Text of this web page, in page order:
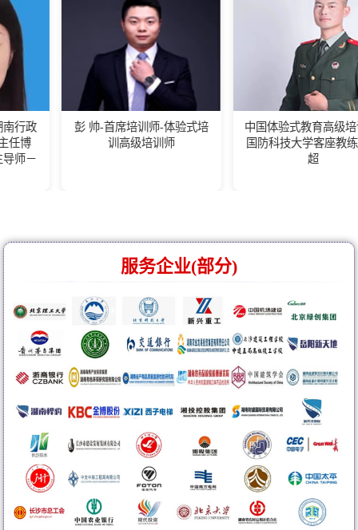
彭 帅-首席培训师-体验式培
训高级培训师
中国体验式教育高级培训师-
国防科技大学客座教练王佰
服务企业(部分)